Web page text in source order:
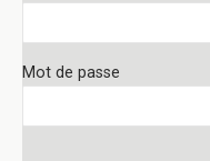
Mot de passe